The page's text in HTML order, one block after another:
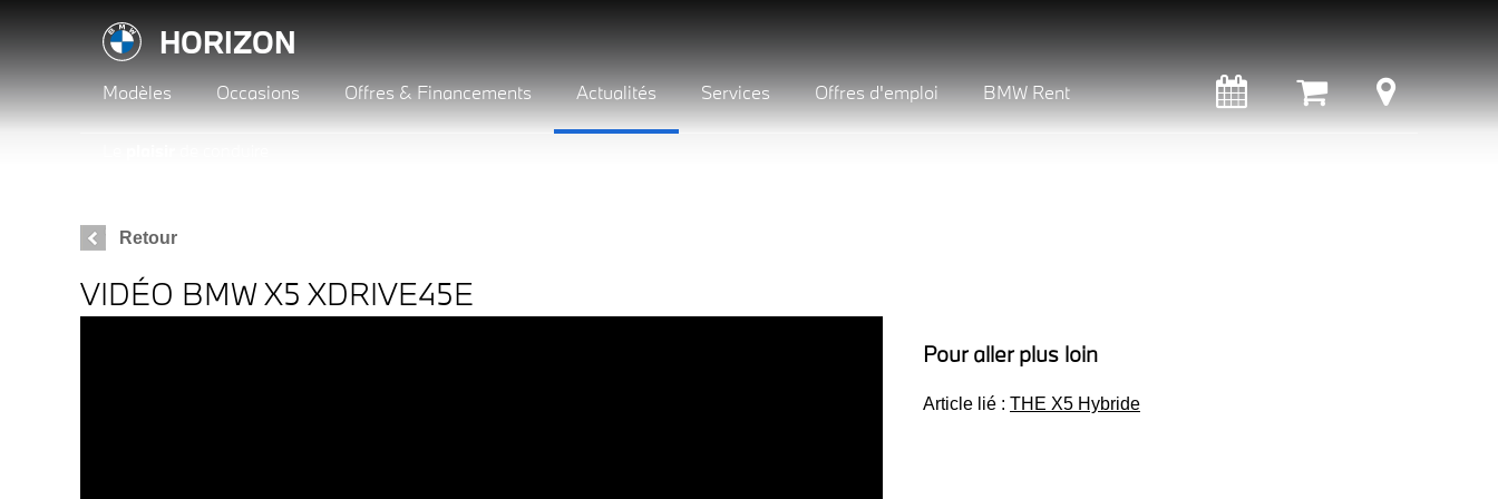
HORIZON
Modèles Occasions Offres & Financements Actualités Services Offres d'emploi BMW Rent
Retour
VIDÉO BMW X5 XDRIVE45E
Pour aller plus loin
Article lié : THE X5 Hybride